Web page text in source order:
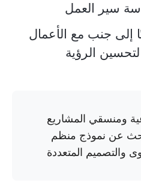
سير العمل
إلى جنب مع الأعمال
لتحسين الرؤية
ومنسقي المشاريع
عن نموذج منظم
والتصميم المتعددة